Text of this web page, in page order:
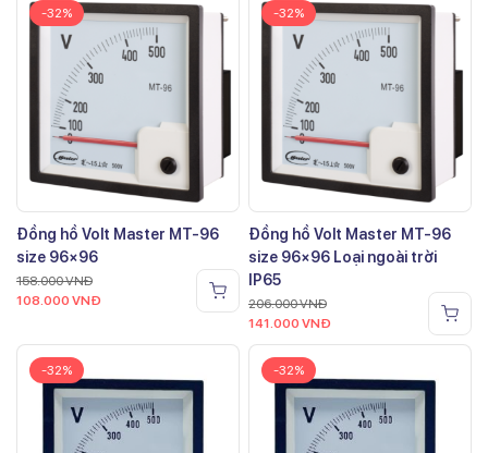
-32%
Đồng hồ Volt Master MT-96
size 96×96
158.000VNĐ
108.000 VNĐ
-32%
Đồng hồ Volt Master MT-96
size 96×96 Loại ngoài trời
IP65
206.000VNĐ
141.000 VNĐ
-32% -32%